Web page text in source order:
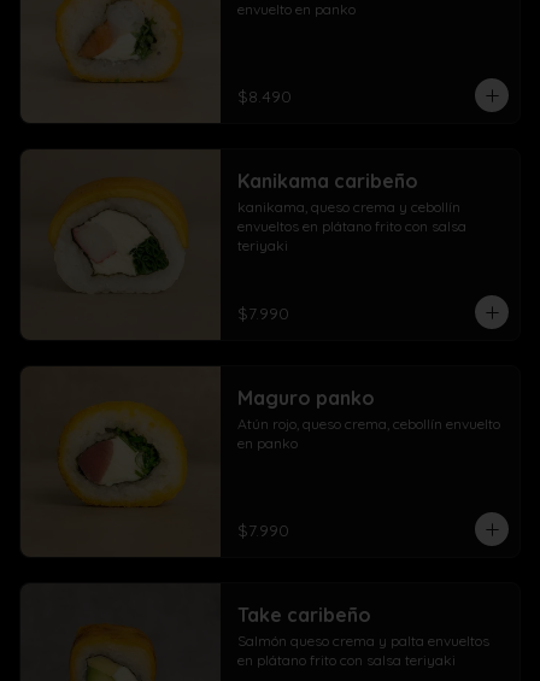
envuelto en panko
$8.490
Kanikama caribeño
kanikama, queso crema y cebollín
envueltos en plátano frito con salsa
teriyaki
$7.990
Maguro panko
Atún rojo, queso crema, cebollín envuelto
en panko
$7.990
Take caribeño
Salmón queso crema y palta envueltos
en plátano frito con salsa teriyaki